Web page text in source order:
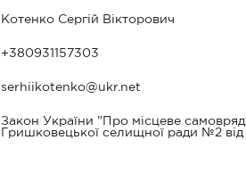
Котенко Сергій Вікторович
+380931157303
serhiikotenko@ukr.net
Закон України "Про місцеве
Гришковецької селищної ради №2 від